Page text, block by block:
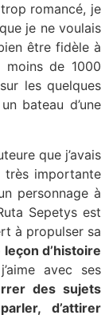
romancé, je
je ne voulais
être fidèle à
de 1000
les quelques
bateau d’une
que j’avais
très importante
personnage à
Sepetys est
à propulser sa
d’histoire
avec ses
des sujets
d’attirer